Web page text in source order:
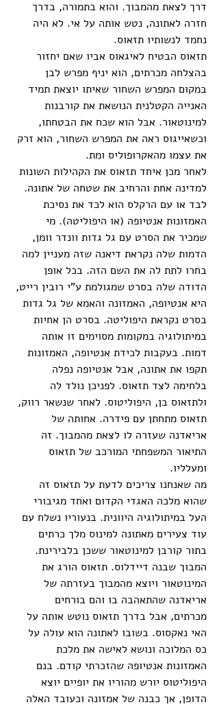
דרך לצאת מהמבוך. והוא בתמורה, בדרך
חזרה לאתונה, נטש אותה על אי. לא היה
נחמד לנשותיו תזאוס.
תזאוס הבטיח לאיגאוס אביו שאם יחזור
בהצלחה מכרתים, הוא יניף מפרש לבן
במקום המפרש השחור שאיתו יוצאת תמיד
האנייה הקטלנית הנושאת את קורבנות
למינוטאור. אבל הוא שכח את הבטחתו,
וכשאייגוס ראה את המפרש השחור, הוא זרק
את עצמו מהאקרופוליס ומת.
לאחר מכן איחד תזאוס את הקהילות השונות
למדינה אחת והרחיב את שטחה של אתונה.
לבד או עם הרקלס הוא לכד את נסיכת
האמזונות אנטיופה (או היפוליטה). מי
שמכיר את הסרט עם גל גדות וונדר וומן,
הדמות שלה נקראת דיאנה שזה מעניין למה
בחרו לתת לה את השם הזה. בכל אופן
הדודה שלה בסרט שמגולמת ע"י רובין רייט,
היא אנטיופה, האמזונה והאמא של גל גדות
בסרט נקראת היפוליטה. בסרט הן אחיות
במיתולוגיה במקומות מסוימים זו אותה
דמות. בעקבות לכידת אנטיופה, האמזונות
תקפו את אתונה, אבל אנטיופה נפלה
בלחימה לצד תזאוס. לפניכן נולד לה
ולתזאוס בן, היפוליטוס. לאחר שנשאר רווק,
תזאוס מתחתן עם פידרה. אחותה של
אריאדנה שעזרה לו לצאת מהמבוך. זה
התיאור המשפחתי המורכב של תזאוס
ומעלליו.
מה שאנחנו צריכים לדעת על תזאוס זה
שהוא מלכה האגדי הקדום ואחד מגיבורי
העל במיתולוגיה היוונית. בנעוריו נשלח עם
עוד צעירים מאתונה למינוס מלך כרתים
בתור קורבן למינוטאור ששכן בלבירינת.
המבוך שבנה דיידלוס. תזאוס הורג את
המינוטאור ויוצא מהמבוך בעזרתה של
אריאדנה שהתאהבה בו והם בורחים
מכרתים, אבל בדרך תזאוס נוטש אותה על
האי נאקסוס. בשובו לאתונה הוא עולה על
כס המלוכה ונושא לאישה את מלכת
האמזונות אנטיופה שהזכרתי קודם. בנם
היפוליטוס יורש מהוריו את יופיים יוצא
הדופן, אך כבנה של אמזונה וכעובד האלה